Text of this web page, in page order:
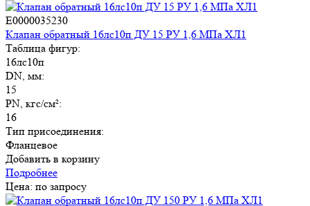
E0000035230
Клапан обратный 16лс10п ДУ 15 РУ 1,6 МПа ХЛ1
Таблица фигур:
16лс10п
DN, мм:
15
PN, кгс/см²:
16
Тип присоединения:
Фланцевое
Добавить в корзину
Подробнее
Цена: по запросу